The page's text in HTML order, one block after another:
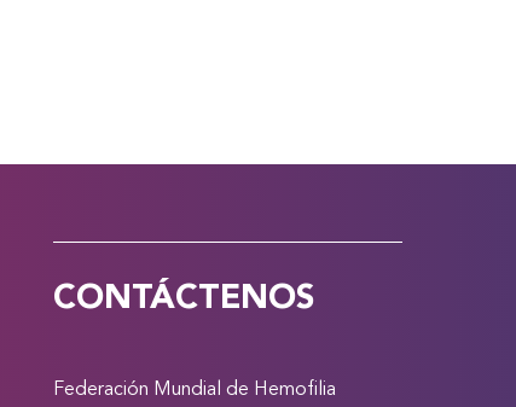
CONTÁCTENOS
Federación Mundial de Hemofilia